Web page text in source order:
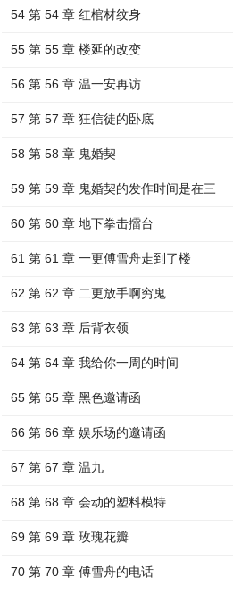
54 第 54 章 红棺材纹身
55 第 55 章 楼延的改变
56 第 56 章 温一安再访
57 第 57 章 狂信徒的卧底
58 第 58 章 鬼婚契
59 第 59 章 鬼婚契的发作时间是在三
60 第 60 章 地下拳击擂台
61 第 61 章 一更傅雪舟走到了楼
62 第 62 章 二更放手啊穷鬼
63 第 63 章 后背衣领
64 第 64 章 我给你一周的时间
65 第 65 章 黑色邀请函
66 第 66 章 娱乐场的邀请函
67 第 67 章 温九
68 第 68 章 会动的塑料模特
69 第 69 章 玫瑰花瓣
70 第 70 章 傅雪舟的电话